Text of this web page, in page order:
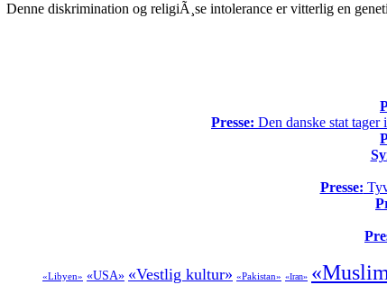
Denne diskrimination og religiÃ¸se intolerance er vitterlig en
Presse: Den danske stat
Presse:
«Libyen» «USA» «Vestlig kultur» «Pakistan» «Iran»